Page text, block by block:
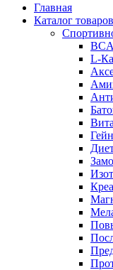
Главная
Каталог товаров
L-